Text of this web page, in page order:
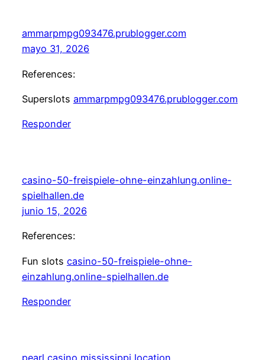
ammarpmpg093476.prublogger.com
mayo 31, 2026
References:
Superslots ammarpmpg093476.prublogger.com
Responder
casino-50-freispiele-ohne-einzahlung.online-
spielhallen.de
junio 15, 2026
References:
Fun slots casino-50-freispiele-ohne-
einzahlung.online-spielhallen.de
Responder
pearl casino mississippi location